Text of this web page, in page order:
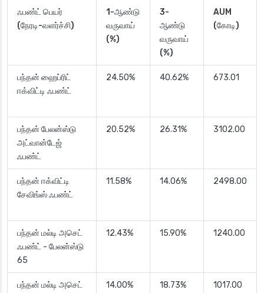
ஃபண்ட் பெயர்
(நேரடி-வளர்ச்சி)
1-ஆண்டு
வருவாய்
(%)
3-
ஆண்டு
வருவாய்
(%)
AUM
(கோடி)
பந்தன் ஹைப்ரிட்
ஈக்விட்டி ஃபண்ட்
24.50% 40.62% 673.01
பந்தன் பேலன்ஸ்டு
அட்வான்டேஜ்
ஃபண்ட்
20.52% 26.31% 3102.00
பந்தன் ஈக்விட்டி
சேவிங்ஸ் ஃபண்ட்
11.58% 14.06% 2498.00
பந்தன் மல்டி அசெட்
ஃபண்ட் - பேலன்ஸ்டு
65
12.43% 15.90% 1240.00
பந்தன் மல்டி அசெட்
14.00% 18.73% 1017.00